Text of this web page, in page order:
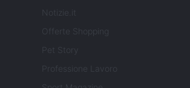
Notizie.it
Offerte Shopping
Pet Story
Professione Lavoro